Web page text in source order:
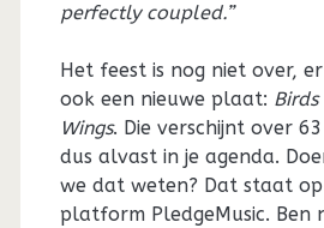
perfectly coupled.”
Het feest is nog niet over,
ook een nieuwe plaat:
Wings. Die verschijnt over
dus alvast in je agenda.
we dat weten? Dat staat
platform PledgeMusic. Ben